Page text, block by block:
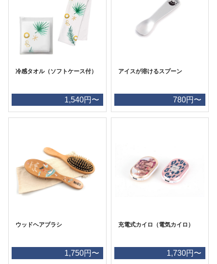
冷感タオル（ソフトケース付）
1,540円〜
アイスが溶けるスプーン
780円〜
ウッドヘアブラシ
1,750円〜
充電式カイロ（電気カイロ）
1,730円〜